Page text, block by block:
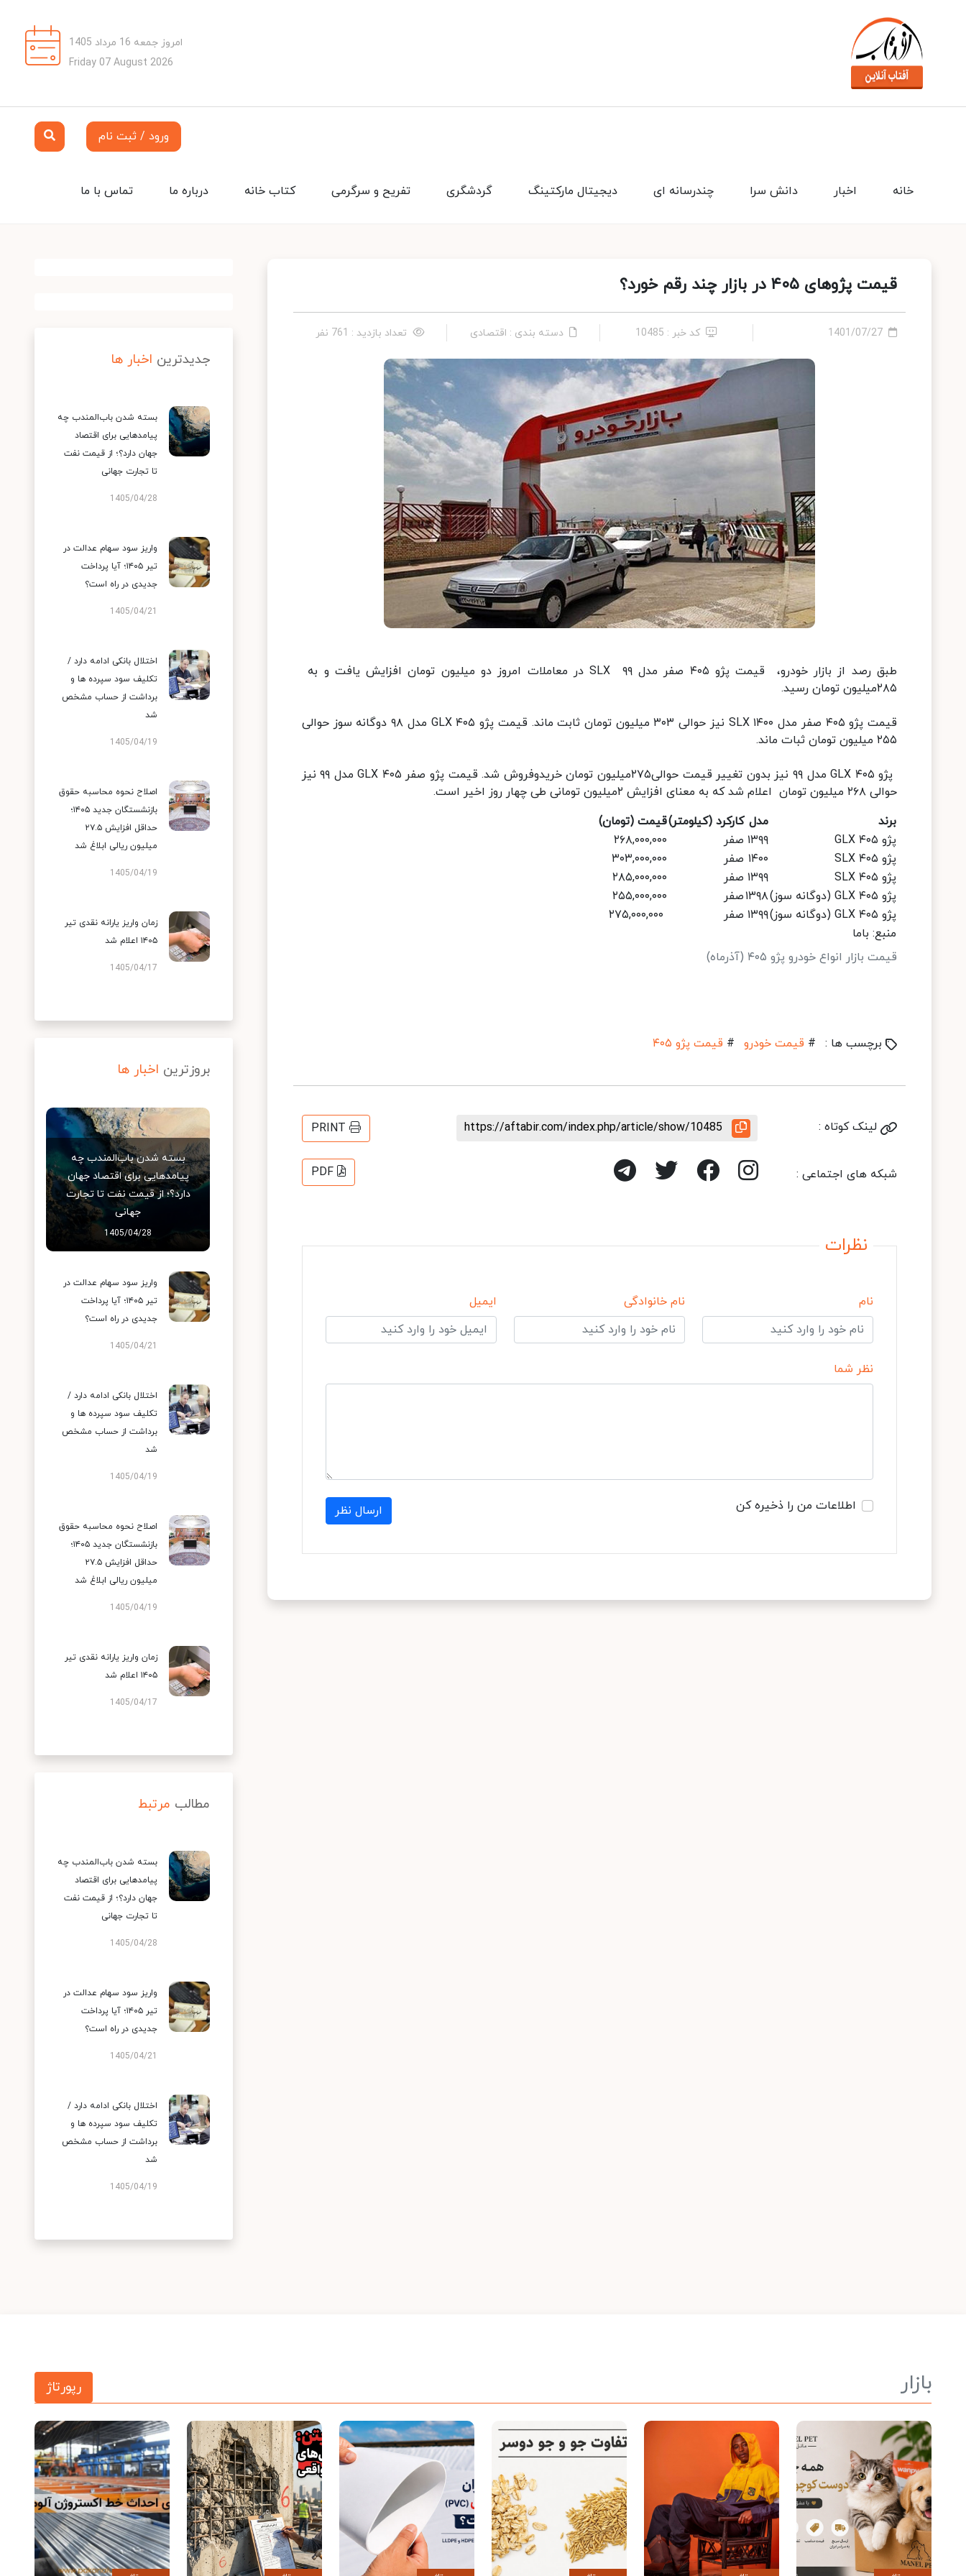
امروز جمعه 16 مرداد 1405
Friday 07 August 2026
ورود / ثبت نام
تماس با ما درباره ما کتاب خانه تفریح و سرگرمی گردشگری دیجیتال مارکتینگ چندرسانه ای دانش سرا اخبار خانه
قیمت پژوهای ۴۰۵ در بازار چند رقم خورد؟
1401/07/27 کد خبر : 10485 دسته بندی : اقتصادی تعداد بازدید : 761 نفر
طبق رصد از بازار خودرو، قیمت پژو ۴۰۵ صفر مدل SLX ۹۹ در معاملات امروز دو میلیون تومان افزایش یافت و به
۲۸۵میلیون تومان رسید.
قیمت پژو ۴۰۵ صفر مدل ۱۴۰۰ SLX نیز حوالی ۳۰۳ میلیون تومان ثابت ماند. قیمت پژو ۴۰۵ GLX مدل ۹۸ دوگانه سوز حوالی
۲۵۵ میلیون تومان ثبات ماند.
پژو ۴۰۵ GLX مدل ۹۹ نیز بدون تغییر قیمت حوالی۲۷۵میلیون تومان خریدوفروش شد. قیمت پژو صفر ۴۰۵ GLX مدل ۹۹ نیز
حوالی ۲۶۸ میلیون تومان اعلام شد که به معنای افزایش ۲میلیون تومانی طی چهار روز اخیر است.
قیمت بازار انواع خودرو پژو ۴۰۵ (آذرماه)
برند مدل کارکرد (کیلومتر)قیمت (تومان)
پژو ۴۰۵ GLX
۱۳۹۹ صفر
۲۶۸,۰۰۰,۰۰۰
پژو ۴۰۵ SLX
۱۴۰۰ صفر
۳۰۳,۰۰۰,۰۰۰
پژو ۴۰۵ SLX
۱۳۹۹ صفر
۲۸۵,۰۰۰,۰۰۰
پژو ۴۰۵ GLX (دوگانه سوز)
۱۳۹۸صفر
۲۵۵,۰۰۰,۰۰۰
پژو ۴۰۵ GLX (دوگانه سوز)
۱۳۹۹ صفر
منبع: باما
برچسب ها : # قیمت خودرو # قیمت پژو ۴۰۵
لینک کوتاه : https://aftabir.com/index.php/article/show/10485
PRINT
شبکه های اجتماعی : PDF
نظرات
نام نام خانوادگی ایمیل
نظر شما
اطلاعات من را ذخیره کن ارسال نظر
جدیدترین اخبار ها
بسته شدن باب‌المندب چه
پیامدهایی برای اقتصاد
جهان دارد؟؛ از قیمت نفت
تا تجارت جهانی
1405/04/28
واریز سود سهام عدالت در
تیر ۱۴۰۵؛ آیا پرداخت
جدیدی در راه است؟
1405/04/21
اختلال بانکی ادامه دارد /
تکلیف سود سپرده ها و
برداشت از حساب مشخص
شد
1405/04/19
اصلاح نحوه محاسبه حقوق
بازنشستگان جدید ۱۴۰۵؛
حداقل افزایش ۲۷.۵
میلیون ریالی ابلاغ شد
1405/04/19
زمان واریز یارانه نقدی تیر
۱۴۰۵ اعلام شد
1405/04/17
بروزترین اخبار ها
بسته شدن باب‌المندب چه
پیامدهایی برای اقتصاد جهان
دارد؟؛ از قیمت نفت تا تجارت
جهانی
1405/04/28
واریز سود سهام عدالت در
تیر ۱۴۰۵؛ آیا پرداخت
جدیدی در راه است؟
1405/04/21
اختلال بانکی ادامه دارد /
تکلیف سود سپرده ها و
برداشت از حساب مشخص
شد
1405/04/19
اصلاح نحوه محاسبه حقوق
بازنشستگان جدید ۱۴۰۵؛
حداقل افزایش ۲۷.۵
میلیون ریالی ابلاغ شد
1405/04/19
زمان واریز یارانه نقدی تیر
۱۴۰۵ اعلام شد
1405/04/17
مطالب مرتبط
بسته شدن باب‌المندب چه
پیامدهایی برای اقتصاد
جهان دارد؟؛ از قیمت نفت
تا تجارت جهانی
1405/04/28
واریز سود سهام عدالت در
تیر ۱۴۰۵؛ آیا پرداخت
جدیدی در راه است؟
1405/04/21
اختلال بانکی ادامه دارد /
تکلیف سود سپرده ها و
برداشت از حساب مشخص
شد
1405/04/19
بازار رپورتاژ